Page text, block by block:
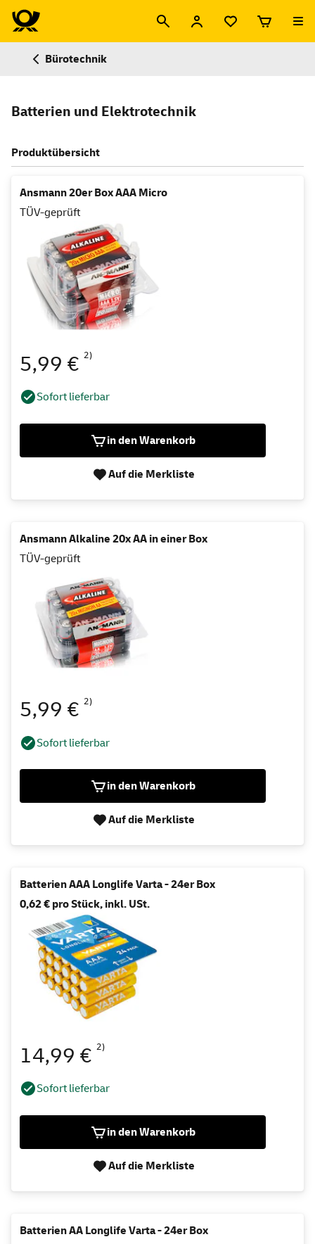
Bürotechnik
Batterien und Elektrotechnik
Produktübersicht
Ansmann 20er Box AAA Micro
TÜV-geprüft
5,99 € 2)
Sofort lieferbar
in den Warenkorb
Auf die Merkliste
Ansmann Alkaline 20x AA in einer Box
TÜV-geprüft
5,99 € 2)
Sofort lieferbar
in den Warenkorb
Auf die Merkliste
Batterien AAA Longlife Varta - 24er Box
0,62 € pro Stück, inkl. USt.
14,99 € 2)
Sofort lieferbar
in den Warenkorb
Auf die Merkliste
Batterien AA Longlife Varta - 24er Box